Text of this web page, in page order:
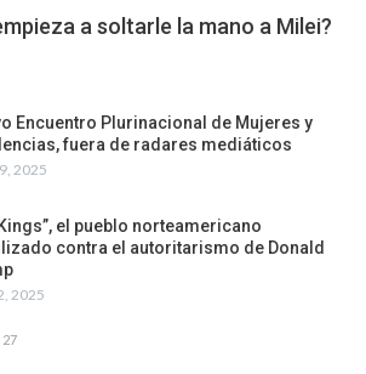
a soltarle la mano a Milei?
Encuentro Plurinacional de Mujeres y
fuera de radares mediáticos
2025
el pueblo norteamericano
contra el autoritarismo de Donald
2025
27